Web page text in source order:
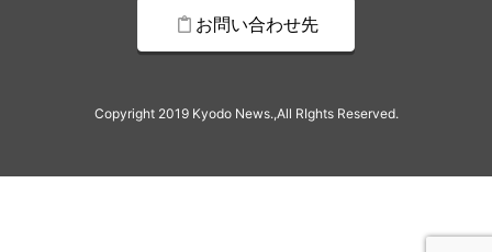
お問い合わせ先
Copyright 2019 Kyodo News.,All RIghts Reserved.